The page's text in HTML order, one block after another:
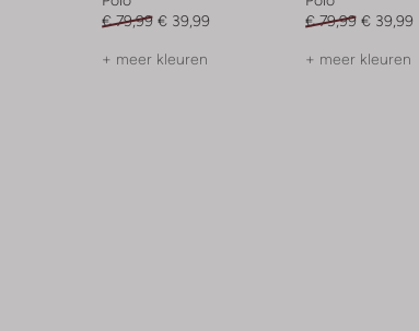
€ 79,99 € 39,99
+ meer kleuren
€ 79,99 € 39,99
+ meer kleuren